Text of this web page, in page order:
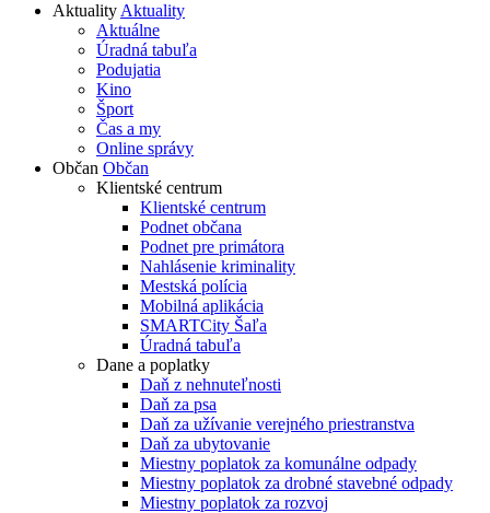
Aktuality Aktuality
Aktuálne
Úradná tabuľa
Podujatia
Kino
Šport
Čas a my
Online správy
Občan Občan
Klientské centrum
Klientské centrum
Podnet občana
Podnet pre primátora
Nahlásenie kriminality
Mestská polícia
Mobilná aplikácia
SMARTCity Šaľa
Úradná tabuľa
Dane a poplatky
Daň z nehnuteľnosti
Daň za psa
Daň za užívanie verejného priestranstva
Daň za ubytovanie
Miestny poplatok za komunálne odpady
Miestny poplatok za drobné stavebné odpady
Miestny poplatok za rozvoj